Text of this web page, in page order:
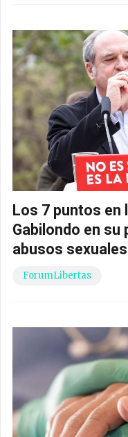
Los 7 puntos en
Gabilondo en
abusos
ForumLibertas